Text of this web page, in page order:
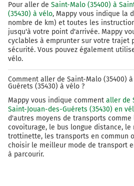
Au rond-point, prendre la
Français Libres et
Au rond-point, prendre la
9,4 km
Prendre à gauche Place de
mètres
9,9 km
Prendre légèrement à
10,0 km
Pour aller de Saint-Malo (35400) à
(35430) à vélo, Mappy vous indique la
nombre de km) et toutes les
jusqu'à votre point d'arrivée. Mappy
cyclables à emprunter sur votre trajet
sécurité. Vous pouvez également
vélo.
Comment aller de Saint-Malo (35400)
Guérets (35430) à vélo ?
Mappy vous indique comment aller de
Saint-Jouan-des-Guérets (35430) en
d'autres moyens de transports
covoiturage, le bus longue distance, le
trottinette, les transports en commun
choisir le meilleur mode de transport
à parcourir.